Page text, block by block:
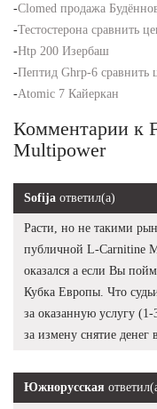
-Clomed продажа
-Тестостерона сравнить
-Htp 200 Изербаш
-Пептид Ghrp-6 сравнить
-Atomic 7 Кайеркан
Комментарии к
Multipower
Sofija ответил(а)
Расти, но не такими
публичной L-Carnitine
оказался а если Вы
Кубка Европы. Что
за оказанную услугу
за измену снятие денег
Южнорусская